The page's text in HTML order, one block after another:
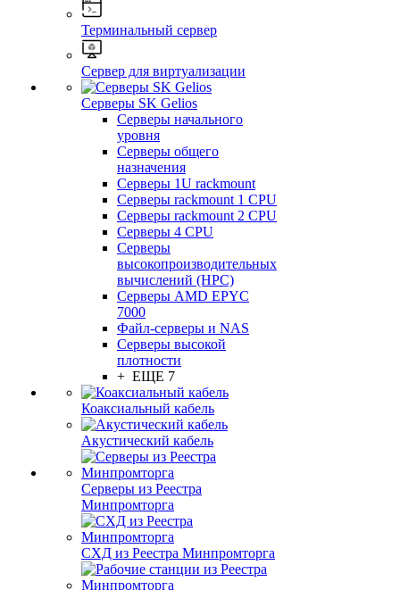
Терминальный сервер
Сервер для виртуализации
Серверы SK Gelios
Серверы начального
уровня
Серверы общего
назначения
Серверы 1U rackmount
Серверы rackmount 1 CPU
Серверы rackmount 2 CPU
Серверы 4 CPU
Серверы
высокопроизводительных
вычислений (HPC)
Серверы AMD EPYC
7000
Файл-серверы и NAS
Серверы высокой
плотности
+ ЕЩЕ 7
Коаксиальный кабель
Акустический кабель
Серверы из Реестра
Минпромторга
СХД из Реестра Минпромторга